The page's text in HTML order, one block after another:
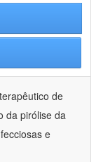
de
da pirólise da
e